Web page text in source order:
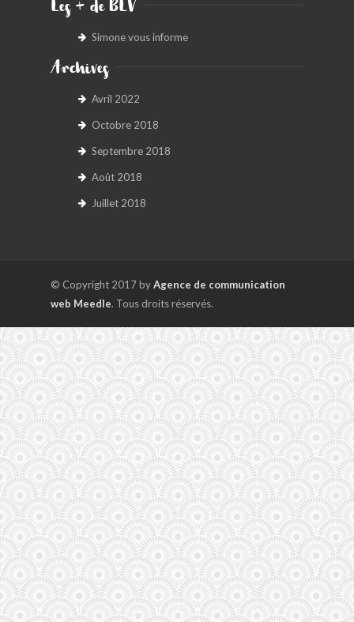
Les + de BLV
Simone vous informe
Archives
Avril 2022
Octobre 2018
Septembre 2018
Août 2018
Juillet 2018
© Copyright 2017 byAgence de communication
web Meedle. Tous droits réservés.